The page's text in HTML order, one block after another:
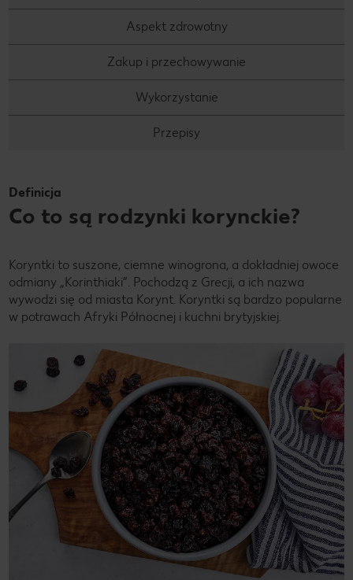
Aspekt zdrowotny
Zakup i przechowywanie
Wykorzystanie
Przepisy
Definicja
Co to są rodzynki korynckie?
Koryntki to suszone, ciemne winogrona, a dokładniej owoce
odmiany „Korinthiaki”. Pochodzą z Grecji, a ich nazwa
wywodzi się od miasta Korynt. Koryntki są bardzo popularne
w potrawach Afryki Północnej i kuchni brytyjskiej.